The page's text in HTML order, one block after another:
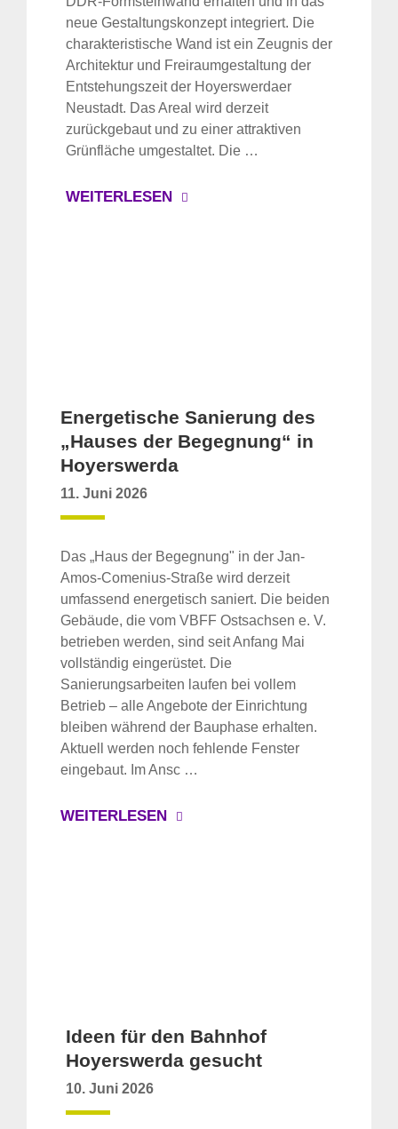
neue Gestaltungskonzept integriert. Die
charakteristische Wand ist ein Zeugnis der
Architektur und Freiraumgestaltung der
Entstehungszeit der Hoyerswerdaer
Neustadt. Das Areal wird derzeit
zurückgebaut und zu einer attraktiven
Grünfläche umgestaltet. Die …
WEITERLESEN
Energetische Sanierung des
„Hauses der Begegnung“ in
Hoyerswerda
11. Juni 2026
Das „Haus der Begegnung" in der Jan-
Amos-Comenius-Straße wird derzeit
umfassend energetisch saniert. Die beiden
Gebäude, die vom VBFF Ostsachsen e. V.
betrieben werden, sind seit Anfang Mai
vollständig eingerüstet. Die
Sanierungsarbeiten laufen bei vollem
Betrieb – alle Angebote der Einrichtung
bleiben während der Bauphase erhalten.
Aktuell werden noch fehlende Fenster
eingebaut. Im Ansc …
WEITERLESEN
Ideen für den Bahnhof
Hoyerswerda gesucht
10. Juni 2026